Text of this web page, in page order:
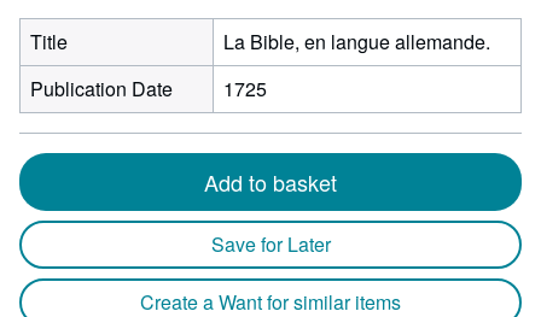
Title
La Bible, en langue allemande.
Publication Date
1725
Add to basket
Save for Later
Create a Want for similar items